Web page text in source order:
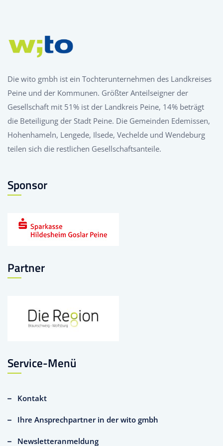
Die wito gmbh ist ein Tochterunternehmen des Landkreises
Peine und der Kommunen. Größter Anteilseigner der
Gesellschaft mit 51% ist der Landkreis Peine, 14% beträgt
die Beteiligung der Stadt Peine. Die Gemeinden Edemissen,
Hohenhameln, Lengede, Ilsede, Vechelde und Wendeburg
teilen sich die restlichen Gesellschaftsanteile.
Sponsor
Partner
Service-Menü
Kontakt
Ihre Ansprechpartner in der wito gmbh
Newsletteranmeldung